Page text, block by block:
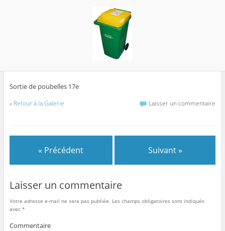
Sortie de poubelles 17e
« Retour à la Galerie Laisser un commentaire
« Précédent Suivant »
Laisser un commentaire
Votre adresse e-mail ne sera pas publiée. Les champs obligatoires sont indiqués
avec *
Commentaire